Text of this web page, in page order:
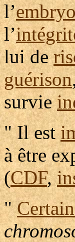
l’
l’
lui de
guérison
survie
" Il est
à être
(CDF,
"